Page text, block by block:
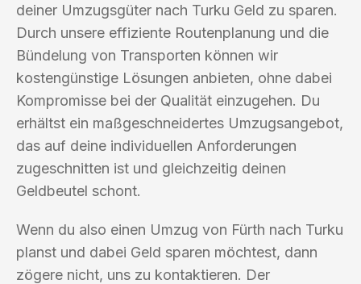
deiner Umzugsgüter nach Turku Geld zu sparen.
Durch unsere effiziente Routenplanung und die
Bündelung von Transporten können wir
kostengünstige Lösungen anbieten, ohne dabei
Kompromisse bei der Qualität einzugehen. Du
erhältst ein maßgeschneidertes Umzugsangebot,
das auf deine individuellen Anforderungen
zugeschnitten ist und gleichzeitig deinen
Geldbeutel schont.
Wenn du also einen Umzug von Fürth nach Turku
planst und dabei Geld sparen möchtest, dann
zögere nicht, uns zu kontaktieren. Der